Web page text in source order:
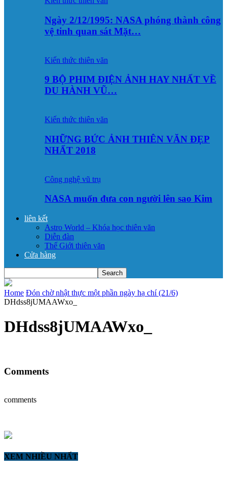
Ngày 2/12/1995: NASA phóng thành công
vệ tinh quan sát Mặt…
Kiến thức thiên văn
9 BỘ PHIM ĐIỆN ẢNH HAY NHẤT VỀ
DU HÀNH VŨ…
Kiến thức thiên văn
NHỮNG BỨC ẢNH THIÊN VĂN ĐẸP
NHẤT 2018
Công nghệ vũ trụ
NASA muốn đưa con người lên sao Kim
liên kết
Astro World – Khóa học thiên văn
Diễn đàn
Thế Giới thiên văn
Cửa hàng
Home Đón chờ nhật thực một phần ngày hạ chí (21/6)
DHdss8jUMAAWxo_
DHdss8jUMAAWxo_
Comments
comments
XEM NHIỀU NHẤT